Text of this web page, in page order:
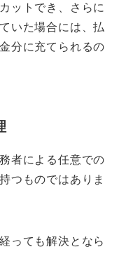
ットでき、さらに
いた場合には、払
分に充てられるの
者による任意での
つものではありま
っても解決となら